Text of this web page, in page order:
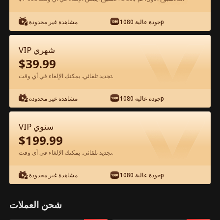
شاهد مجانًا في التطبيق
1-50 51-100
14 15 17
مشاهدة غير محدودة جودة عالية 1080p
VIP شهري
$39.99
تجديد تلقائي. يمكنك الإلغاء في أي وقت.
مشاهدة غير محدودة جودة عالية 1080p
VIP سنوي
$199.99
تجديد تلقائي. يمكنك الإلغاء في أي وقت.
مشاهدة غير محدودة جودة عالية 1080p
شحن العملات